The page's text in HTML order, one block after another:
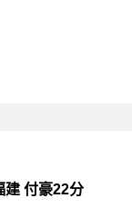
建 付豪22分